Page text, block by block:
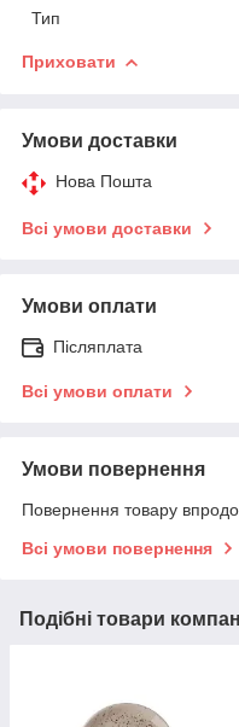
Тип
Приховати
Умови доставки
Нова Пошта
Всі умови доставки
Умови оплати
Післяплата
Всі умови оплати
Умови повернення
Повернення товару
Всі умови повернення
Подібні товари